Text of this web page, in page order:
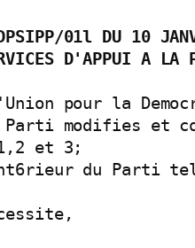
01l DU 10
D'APPUI A LA
pour la
modifies et
et 3;
du Parti